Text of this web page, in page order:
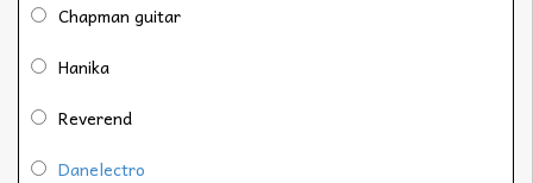
Chapman guitar
Hanika
Reverend
Danelectro